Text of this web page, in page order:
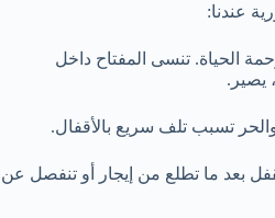
عندنا:
الحياة. تنسى المفتاح داخل
يصير.
تسبب تلف سريع بالأقفال.
بعد ما تطلع من إيجار أو تنفصل عن